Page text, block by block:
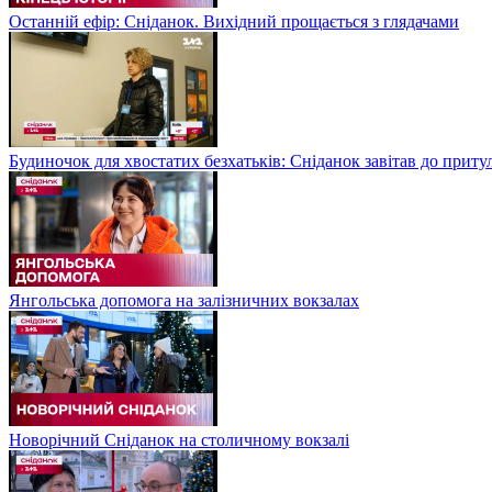
Останній ефір: Сніданок. Вихідний прощається з глядачами
Будиночок для хвостатих безхатьків: Сніданок завітав до
Янгольська допомога на залізничних вокзалах
Новорічний Сніданок на столичному вокзалі